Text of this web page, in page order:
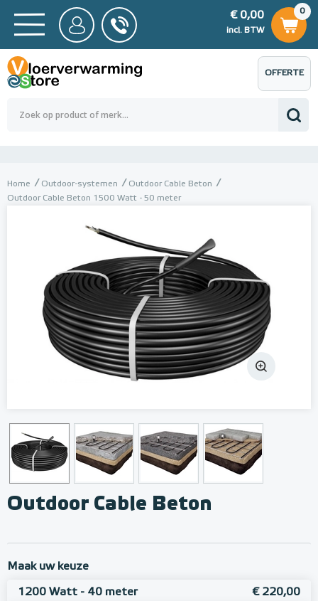
BTW
0,00
0
€ 0,00
incl. BTW
€ 0,00
OFFERTE
AANVRAGEN
Home Outdoor-systemen
Outdoor Cable Beton
Outdoor Cable Beton 1500 Watt - 50 meter
Outdoor Cable Beton
Maak uw keuze
1200 Watt - 40 meter € 220,00